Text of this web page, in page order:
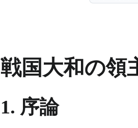
戦国大和の領
1. 序論